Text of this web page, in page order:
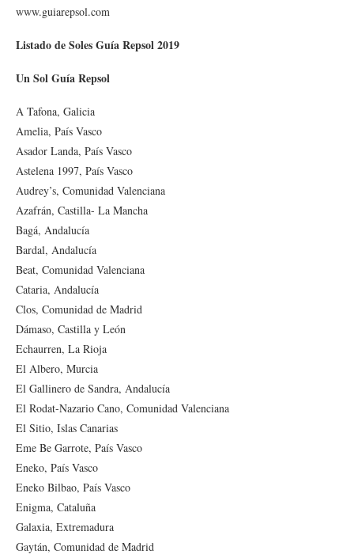
www.guiarepsol.com
Listado de Soles Guía Repsol 2019
Un Sol Guía Repsol
A Tafona, Galicia
Amelia, País Vasco
Asador Landa, País Vasco
Astelena 1997, País Vasco
Audrey’s, Comunidad Valenciana
Azafrán, Castilla- La Mancha
Bagá, Andalucía
Bardal, Andalucía
Beat, Comunidad Valenciana
Cataria, Andalucía
Clos, Comunidad de Madrid
Dámaso, Castilla y León
Echaurren, La Rioja
El Albero, Murcia
El Gallinero de Sandra, Andalucía
El Rodat-Nazario Cano, Comunidad Valenciana
El Sitio, Islas Canarias
Eme Be Garrote, País Vasco
Eneko, País Vasco
Eneko Bilbao, País Vasco
Enigma, Cataluña
Galaxia, Extremadura
Gaytán, Comunidad de Madrid